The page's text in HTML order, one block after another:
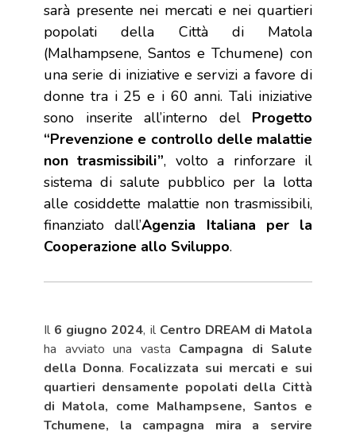
sarà presente nei mercati e nei quartieri
popolati della Città di Matola
(Malhampsene, Santos e Tchumene) con
una serie di iniziative e servizi a favore di
donne tra i 25 e i 60 anni. Tali iniziative
sono inserite all’interno del Progetto
“Prevenzione e controllo delle malattie
non trasmissibili”, volto a rinforzare il
sistema di salute pubblico per la lotta
alle cosiddette malattie non trasmissibili,
finanziato dall’Agenzia Italiana per la
Cooperazione allo Sviluppo.
Il 6 giugno 2024, il Centro DREAM di Matola
ha avviato una vasta Campagna di Salute
della Donna. Focalizzata sui mercati e sui
quartieri densamente popolati della Città
di Matola, come Malhampsene, Santos e
Tchumene, la campagna mira a servire